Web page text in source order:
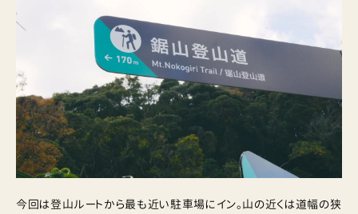
今回は登山ルートから最も近い駐車場にイン。山の近くは道幅の狭